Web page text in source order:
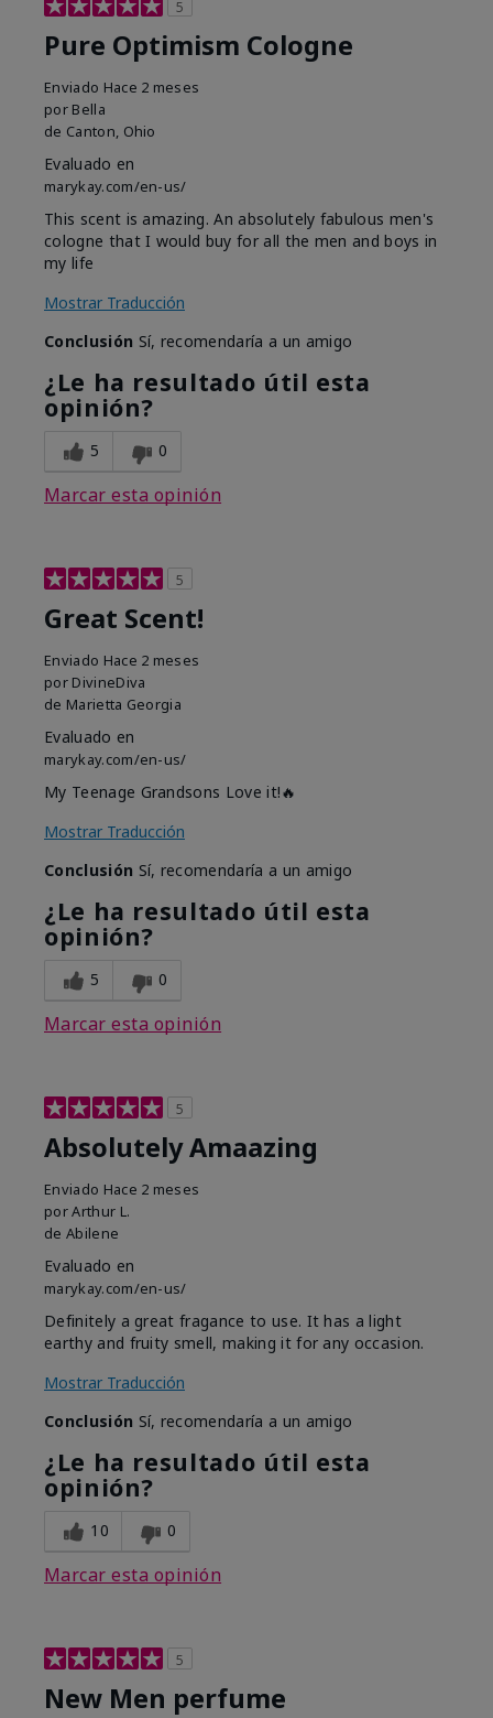
5
Pure Optimism Cologne
Enviado Hace 2 meses
por Bella
de Canton, Ohio
Evaluado en
marykay.com/en-us/
This scent is amazing. An absolutely fabulous men's
cologne that I would buy for all the men and boys in
my life
Mostrar Traducción
Conclusión Sí, recomendaría a un amigo
¿Le ha resultado útil esta
opinión?
5 0
Marcar esta opinión
5
Great Scent!
Enviado Hace 2 meses
por DivineDiva
de Marietta Georgia
Evaluado en
marykay.com/en-us/
My Teenage Grandsons Love it!🔥
Mostrar Traducción
Conclusión Sí, recomendaría a un amigo
¿Le ha resultado útil esta
opinión?
5 0
Marcar esta opinión
5
Absolutely Amaazing
Enviado Hace 2 meses
porArthur L.
de Abilene
Evaluado en
marykay.com/en-us/
Definitely a great fragance to use. It has a light
earthy and fruity smell, making it for any occasion.
Mostrar Traducción
Conclusión Sí, recomendaría a un amigo
¿Le ha resultado útil esta
opinión?
10 0
Marcar esta opinión
5
New Men perfume